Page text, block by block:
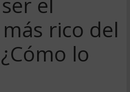
rico del
lo